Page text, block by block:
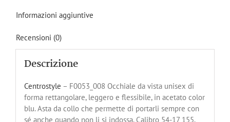
Informazioni aggiuntive
Recensioni (0)
Descrizione
Centrostyle – F0053_008 Occhiale da vista unisex di
forma rettangolare, leggero e flessibile, in acetato color
blu. Asta da collo che permette di portarli sempre con
sé anche quando non li si indossa. Calibro 54-17 155.